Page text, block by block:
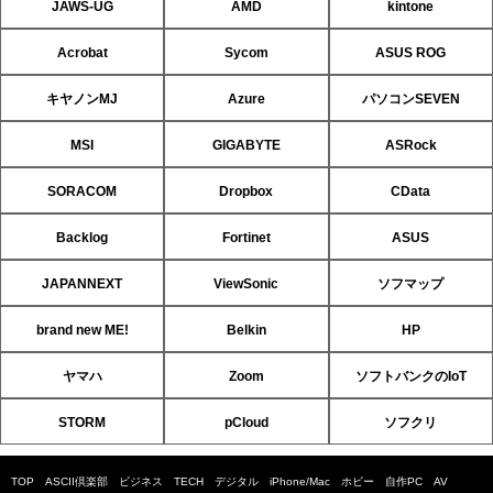
JAWS-UG AMD kintone
Acrobat Sycom ASUS ROG
キヤノンMJ Azure パソコンSEVEN
MSI GIGABYTE ASRock
SORACOM Dropbox CData
Backlog Fortinet ASUS
JAPANNEXT ViewSonic ソフマップ
brand new ME! Belkin HP
ヤマハ Zoom ソフトバンクのIoT
STORM pCloud ソフクリ
TOP ASCII倶楽部 ビジネス TECH デジタル iPhone/Mac ホビー 自作PC AV